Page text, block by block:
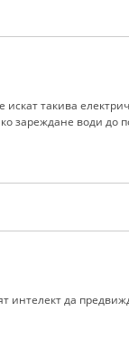
такива
зареждане води до
интелект да